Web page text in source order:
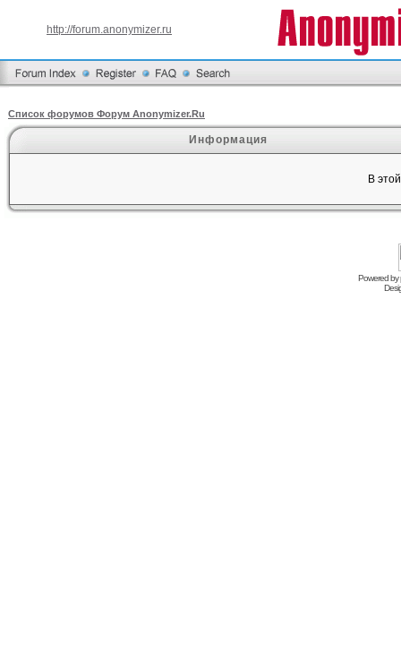
http://forum.anonymizer.ru
Список форумов Форум Anonymizer.Ru
Информация
В
Powered by